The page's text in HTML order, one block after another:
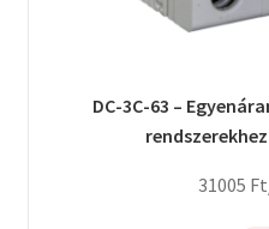
DC-3C-63 –
31005 Ft